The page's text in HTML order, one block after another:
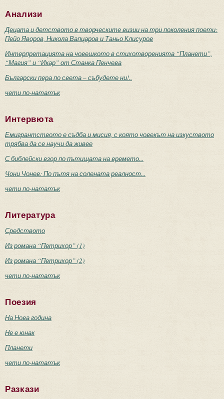
Анализи
Децата и детството в творческите визии на три поколения поети:
Пейо Яворов, Никола Вапцаров и Таньо Клисуров
Интерпретацията на човешкото в стихотворенията “Планети”,
“Магия” и “Икар” от Станка Пенчева
Български пера по света – събудете ни!..
чети по-нататък
Интервюта
Емигрантството е съдба и мисия, с която човекът на изкуството
трябва да се научи да живее
С библейски взор по пътищата на времето...
Чони Чонев: По пътя на солената реалност...
чети по-нататък
Литература
Средството
Из романа “Петрихор” (1)
Из романа “Петрихор” (2)
чети по-нататък
Поезия
На Нова година
Не е юнак
Планети
чети по-нататък
Разкази